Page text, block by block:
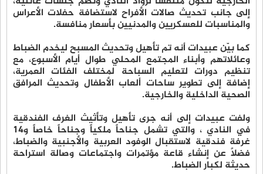
إلى جانب تحديث صالات الأفراح لاستضافة حفلات الأعراس
والمناسبات للعسكريين والمدنيين بأسعار منافسة.
كما بيّن عبيدات أنه تم تأهيل وتحديث المسبح ليخدم الضباط
وعائلاتهم وأبناء المجتمع المحلي طوال أيام الأسبوع، مع
تنظيم دورات لتعليم السباحة لمختلف الفئات العمرية،
إضافة إلى تطوير ساحات ألعاب الأطفال وتحديث المرافق
الصحية الداخلية والخارجية.
ولفت عبيدات إلى أنه جرى تأهيل وتأثيث الغرف الفندقية
في النادي ، والتي تشمل جناحاً ملكياً وجناحاً خاصاً و14
غرفة فندقية لاستقبال الوفود العربية والأجنبية والضباط،
فضلاً عن إنشاء قاعة مؤتمرات واجتماعات وصالة استراحة
حديثة لكبار الضباط.